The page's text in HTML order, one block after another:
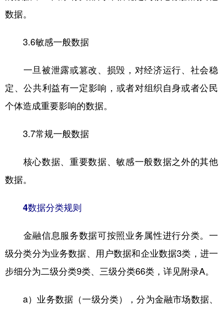
数据。
3.6敏感一般数据
一旦被泄露或篡改、损毁，对经济运行、社会稳
定、公共利益有一定影响，或者对组织自身或者公民
个体造成重要影响的数据。
3.7常规一般数据
核心数据、重要数据、敏感一般数据之外的其他
数据。
4数据分类规则
金融信息服务数据可按照业务属性进行分类。一
级分类分为业务数据、用户数据和企业数据3类，进一
步细分为二级分类9类、三级分类66类，详见附录A。
a）业务数据（一级分类），分为金融市场数据、